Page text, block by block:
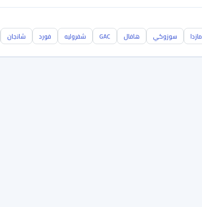
مازدا سوزوكي هافال GAC شفروليه فورد شانجان